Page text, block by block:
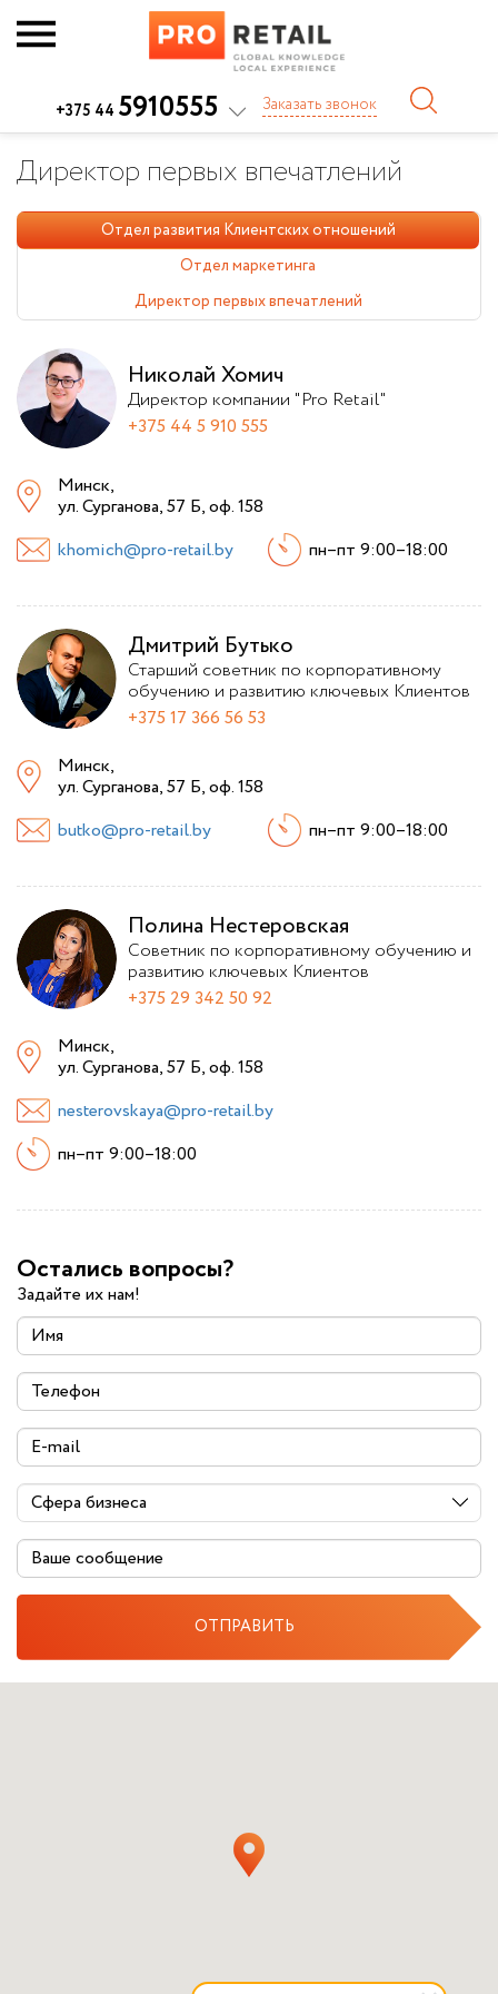
+375 44 5910555 Заказать звонок
Директор первых впечатлений
Отдел развития Клиентских отношений
Отдел маркетинга
Директор первых впечатлений
Николай Хомич
Директор компании "Pro Retail"
+375 44 5 910 555
Минск,
ул. Сурганова, 57 Б, оф. 158
khomich@pro-retail.by
пн–пт 9:00–18:00
Дмитрий Бутько
Старший советник по корпоративному
обучению и развитию ключевых Клиентов
+375 17 366 56 53
Минск,
ул. Сурганова, 57 Б, оф. 158
butko@pro-retail.by
пн–пт 9:00–18:00
Полина Нестеровская
Советник по корпоративному обучению и
развитию ключевых Клиентов
+375 29 342 50 92
Минск,
ул. Сурганова, 57 Б, оф. 158
nesterovskaya@pro-retail.by
пн–пт 9:00–18:00
Остались вопросы?
Задайте их нам!
ОТПРАВИТЬ